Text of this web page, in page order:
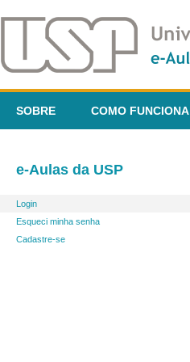
SOBRE COMO FUNCIONA
e-Aulas da USP
Login
Esqueci minha senha
Cadastre-se